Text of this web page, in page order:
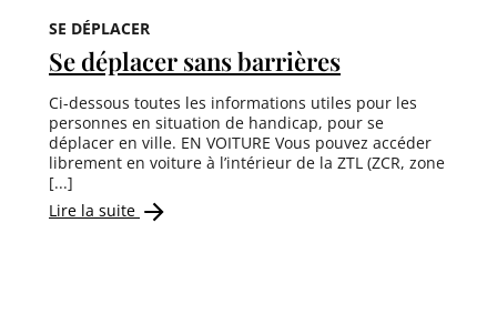
SE DÉPLACER
Se déplacer sans barrières
Ci-dessous toutes les informations utiles pour les
personnes en situation de handicap, pour se
déplacer en ville. EN VOITURE Vous pouvez accéder
librement en voiture à l’intérieur de la ZTL (ZCR, zone
[...]
Lire la suite